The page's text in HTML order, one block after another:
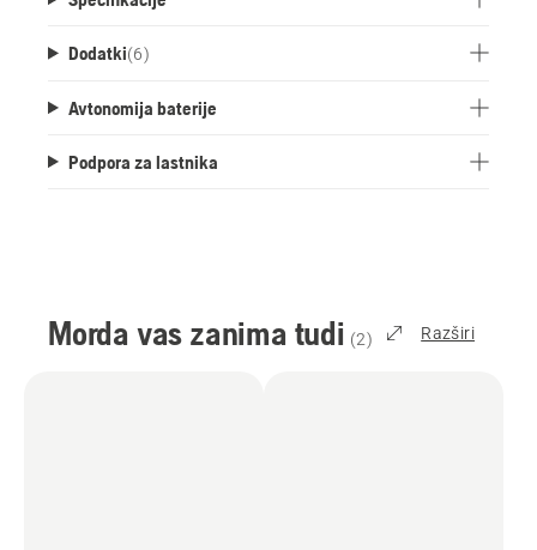
Dodatki(6)
Avtonomija baterije
Podpora za lastnika
Morda vas zanima tudi (2) Razširi